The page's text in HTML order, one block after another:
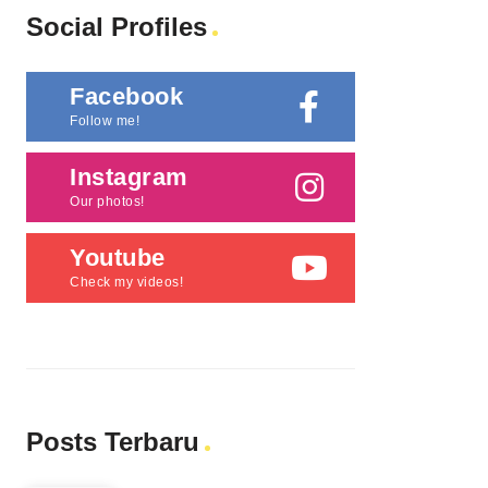
Social Profiles
Facebook
Follow me!
Instagram
Our photos!
Youtube
Check my videos!
Posts Terbaru